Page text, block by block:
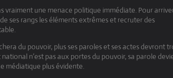
vraiment une menace politique immédiate. Pour
ses rangs les éléments extrêmes et recruter des
du pouvoir, plus ses paroles et ses actes devront
n’est pas aux portes du pouvoir, sa parole
médiatique plus évidente.